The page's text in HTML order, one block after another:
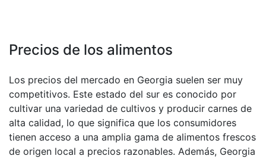
Precios de los alimentos
Los precios del mercado en Georgia suelen ser muy
competitivos. Este estado del sur es conocido por
cultivar una variedad de cultivos y producir carnes de
alta calidad, lo que significa que los consumidores
tienen acceso a una amplia gama de alimentos frescos
de origen local a precios razonables. Además, Georgia